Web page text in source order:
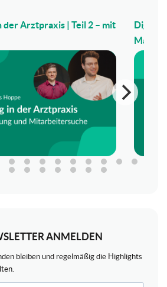
der Arztpraxis | Teil 2 – mit
ANMELDEN
bleiben und regelmäßig die Highlights